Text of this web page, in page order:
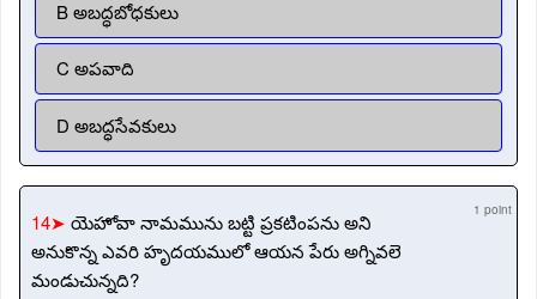
B అబద్ధబోధకులు
C అపవాది
D అబద్ధసేవకులు
14➤ యెహోవా నామమును బట్టి ప్రకటింపను అని
అనుకొన్న ఎవరి హృదయములో ఆయన పేరు అగ్నివలె
మండుచున్నది?
1 point